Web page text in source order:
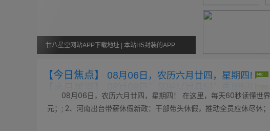
廿八星空网站APP下载地址 | 本站H5封装的APP
【今日焦点】 08月06日，农历六月廿四，星期四!
08月06日，农历六月廿四，星期四！ 在这里，每天60秒读懂世
元；; 2、河南出台带薪休假新政：干部带头休假，推动全员应休尽休